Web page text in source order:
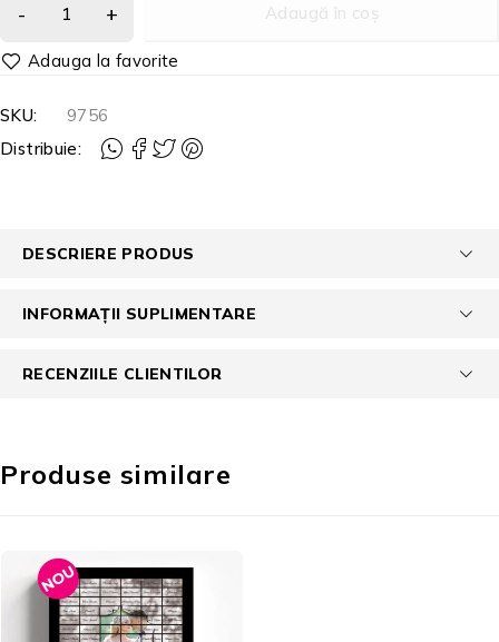
Adaugă în coș
SKU:
9756
Distribuie:
DESCRIERE PRODUS
INFORMAȚII SUPLIMENTARE
RECENZIILE CLIENTILOR
Produse similare